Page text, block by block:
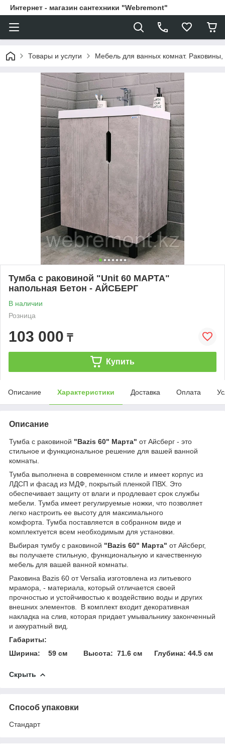
Интернет - магазин сантехники "Webremont"
Товары и услуги Мебель для ванных комнат.
Тумба с раковиной "Unit 60 МАРТА"
напольная Бетон - АЙСБЕРГ
В наличии
Розница
103 000 ₸
Купить
Описание Характеристики Доставка Оплата
Описание
Тумба с раковиной "Bazis 60" Марта" от Айсберг - это
стильное и функциональное решение для вашей ванной
комнаты.
Тумба выполнена в современном стиле и имеет корпус из
ЛДСП и фасад из МДФ, покрытый пленкой ПВХ. Это
обеспечивает защиту от влаги и продлевает срок службы
мебели. Тумба имеет регулируемые ножки, что позволяет
легко настроить ее высоту для максимального
комфорта. Тумба поставляется в собранном виде и
комплектуется всем необходимым для установки.
Выбирая тумбу с раковиной "Bazis 60" Марта" от Айсберг,
вы получаете стильную, функциональную и качественную
мебель для вашей ванной комнаты.
Раковина Bazis 60 от Versalia изготовлена из литьевого
мрамора, - материала, который отличается своей
прочностью и устойчивостью к воздействию воды и других
внешних элементов. В комплект входит декоративная
накладка на слив, которая придает умывальнику законченный
и аккуратный вид.
Габариты:
Ширина: 59 см Высота: 71.6 см Глубина: 44.5 см
Скрыть
Способ упаковки
Стандарт